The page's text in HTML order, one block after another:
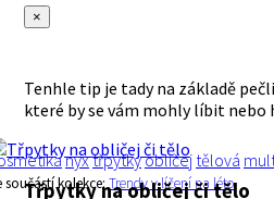
×
Tenhle tip je tady na základě
které by se vám mohly líbit nebo
nyxtřpytkyobličej tělová
součástí kolekce:Trendy v líčení na léto
Třpytky na obličej či tělo